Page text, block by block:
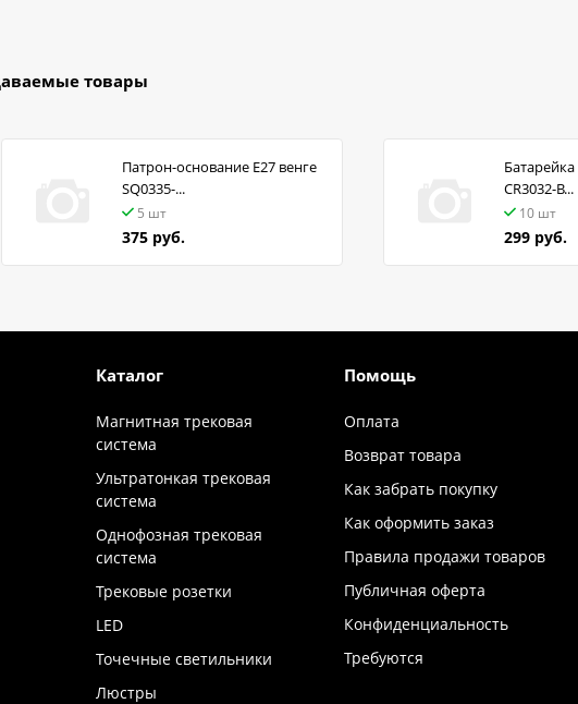
товары
Патрон-основание Е27 венге
SQ0335-...
5 шт
375 руб.
CR3032-B...
10 шт
299 руб.
Каталог
Магнитная трековая
система
Ультратонкая трековая
система
Однофозная трековая
система
Трековые розетки
LED
Точечные светильники
Люстры
Помощь
Оплата
Возврат товара
Как забрать покупку
Как оформить заказ
Правила продажи товаров
Публичная оферта
Конфиденциальность
Требуются